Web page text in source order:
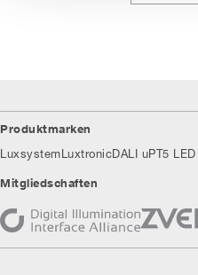
Produktmarken
LuxsystemLuxtronicDALI uPT5 LED
Mitgliedschaften